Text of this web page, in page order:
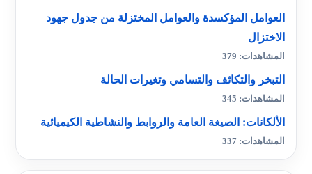
العوامل المؤكسدة والعوامل المختزلة من جدول جهود
الاختزال
المشاهدات: 379
التبخر والتكاثف والتسامي وتغيرات الحالة
المشاهدات: 345
الألكانات: الصيغة العامة والروابط والنشاطية الكيميائية
المشاهدات: 337